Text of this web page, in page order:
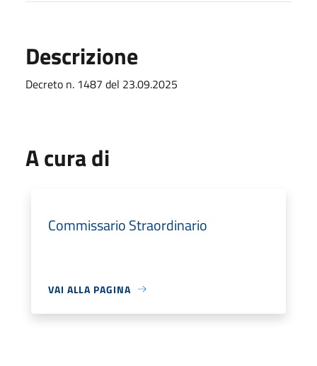
Descrizione
Decreto n. 1487 del 23.09.2025
A cura di
Commissario Straordinario
VAI ALLA PAGINA